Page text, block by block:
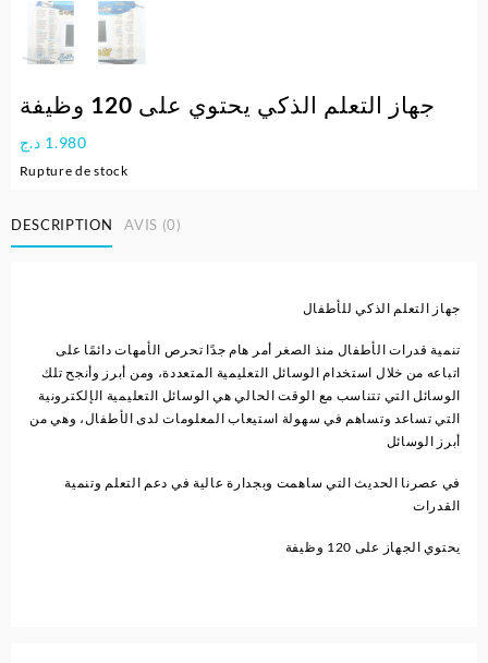
جهاز التعلم الذكي يحتوي على 120 وظيفة
1.980 د.ج
Rupture de stock
DESCRIPTION AVIS (0)
جهاز التعلم الذكي للأطفال
تنمية قدرات الأطفال منذ الصغر أمر هام جدًا تحرص الأمهات دائمًا على
اتباعه من خلال استخدام الوسائل التعليمية المتعددة، ومن أبرز وأنجح تلك
الوسائل التي تتناسب مع الوقت الحالي هي الوسائل التعليمية الإلكترونية
التي تساعد وتساهم في سهولة استيعاب المعلومات لدى الأطفال، وهي من
أبرز الوسائل
في عصرنا الحديث التي ساهمت وبجدارة عالية في دعم التعلم وتنمية
القدرات
يحتوي الجهاز على 120 وظيفة